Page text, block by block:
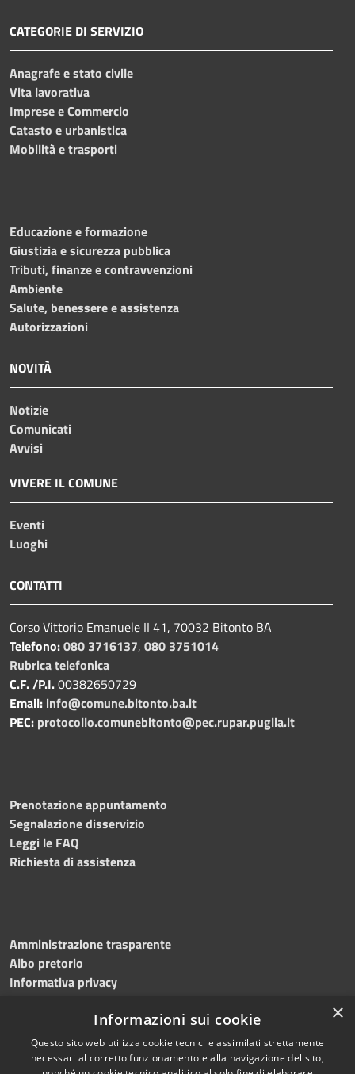
CATEGORIE DI SERVIZIO
Anagrafe e stato civile
Vita lavorativa
Imprese e Commercio
Catasto e urbanistica
Mobilità e trasporti
Educazione e formazione
Giustizia e sicurezza pubblica
Tributi, finanze e contravvenzioni
Ambiente
Salute, benessere e assistenza
Autorizzazioni
NOVITÀ
Notizie
Comunicati
Avvisi
VIVERE IL COMUNE
Eventi
Luoghi
CONTATTI
Corso Vittorio Emanuele II 41, 70032 Bitonto BA
Telefono:080 3716137, 080 3751014
Rubrica telefonica
C.F. /P.I.00382650729
Email: info@comune.bitonto.ba.it
PEC: protocollo.comunebitonto@pec.rupar.puglia.it
Prenotazione appuntamento
Segnalazione disservizio
Leggi le FAQ
Richiesta di assistenza
Amministrazione trasparente
Albo pretorio
Informativa privacy
Dichiarazione di accessibilità Meccanismo di feedback ×
Informazioni sui cookie
Questo sito web utilizza cookie tecnici e assimilati strettamente
necessari al corretto funzionamento e alla navigazione del sito,